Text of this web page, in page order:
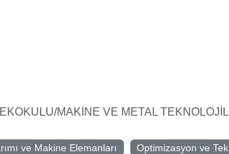
MAKİNE VE METAL
ve Makine Elemanları
Optimizasyon ve